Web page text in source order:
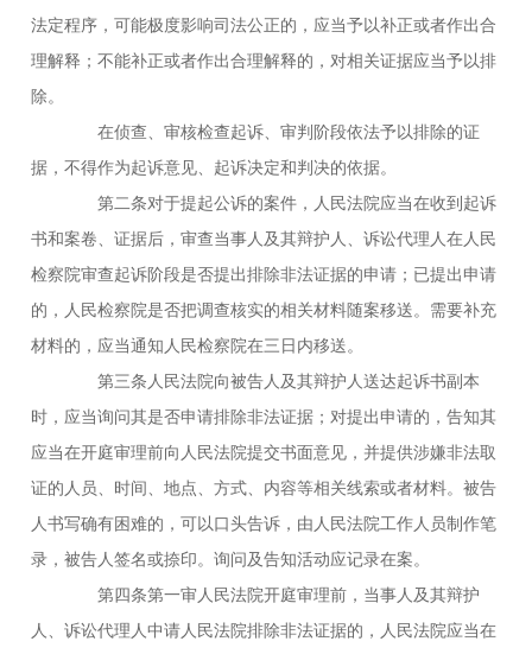
法定程序，可能极度影响司法公正的，应当予以补正或者作出合
理解释；不能补正或者作出合理解释的，对相关证据应当予以排
除。
在侦查、审核检查起诉、审判阶段依法予以排除的证
据，不得作为起诉意见、起诉决定和判决的依据。
第二条对于提起公诉的案件，人民法院应当在收到起诉
书和案卷、证据后，审查当事人及其辩护人、诉讼代理人在人民
检察院审查起诉阶段是否提出排除非法证据的申请；已提出申请
的，人民检察院是否把调查核实的相关材料随案移送。需要补充
材料的，应当通知人民检察院在三日内移送。
第三条人民法院向被告人及其辩护人送达起诉书副本
时，应当询问其是否申请排除非法证据；对提出申请的，告知其
应当在开庭审理前向人民法院提交书面意见，并提供涉嫌非法取
证的人员、时间、地点、方式、内容等相关线索或者材料。被告
人书写确有困难的，可以口头告诉，由人民法院工作人员制作笔
录，被告人签名或捺印。询问及告知活动应记录在案。
第四条第一审人民法院开庭审理前，当事人及其辩护
人、诉讼代理人中请人民法院排除非法证据的，人民法院应当在